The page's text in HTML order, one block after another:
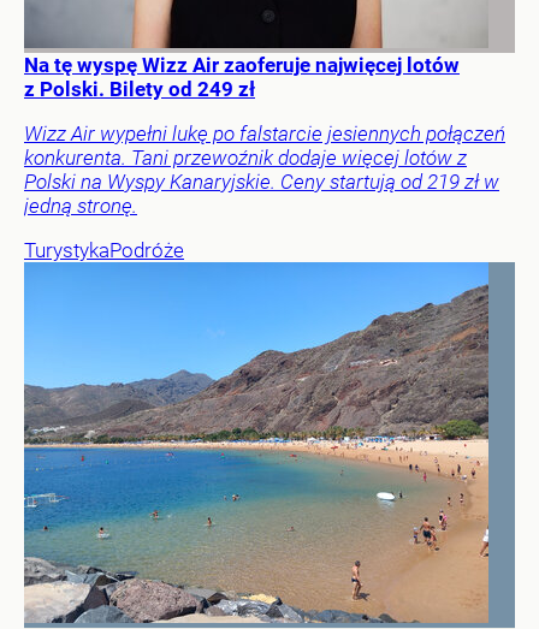
Na tę wyspę Wizz Air zaoferuje najwięcej lotów
z Polski. Bilety od 249 zł
Wizz Air wypełni lukę po falstarcie jesiennych połączeń
konkurenta. Tani przewoźnik dodaje więcej lotów z
Polski na Wyspy Kanaryjskie. Ceny startują od 219 zł w
jedną stronę.
TurystykaPodróże